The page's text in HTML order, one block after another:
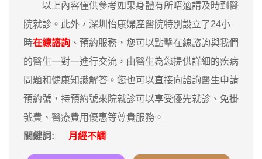
以上內容僅供參考如果身體有所唔適請及時到醫
院就診。此外，深圳怡康婦產醫院特別設立了24小
時在線諮詢 、預約服務，您可以點擊在線諮詢與我們
的醫生一對一進行交流，由醫生為您提供詳細的疾病
問題和健康知識解答。您也可以直接向諮詢醫生申請
預約號，持預約號來院就診可以享受優先就診、免掛
號費、醫療費用優惠等尊貴服務。
關鍵詞:
月經不調